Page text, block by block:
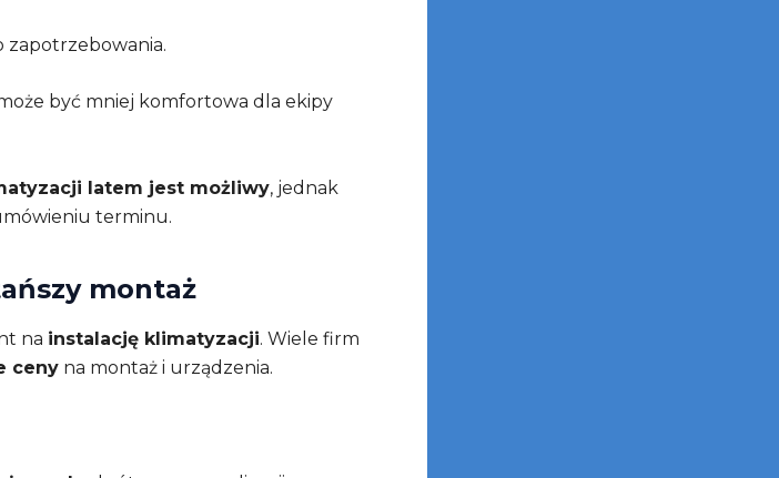
zapotrzebowania.
być mniej komfortowa dla ekipy
latem jest możliwy, jednak
terminu.
montaż
na instalację klimatyzacji. Wiele firm
ceny na montaż i urządzenia.